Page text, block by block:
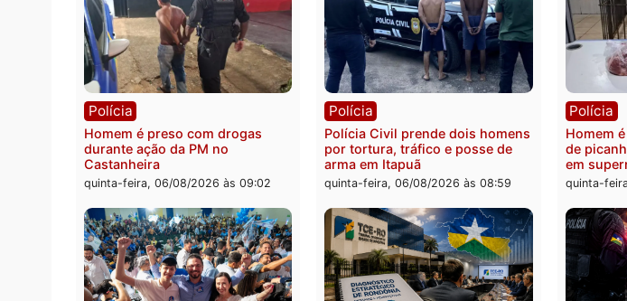
Polícia
Jovem é encontrado morto na
Rua dos Cravos e caso é
investigado pela polícia em RO
quinta-feira, 06/08/2026 às 09:26
Polícia
Homem é esfaqueado no tórax
durante briga com vizinho no
bairro Ulysses Guimarães
quinta-feira, 06/08/2026 às 09:24